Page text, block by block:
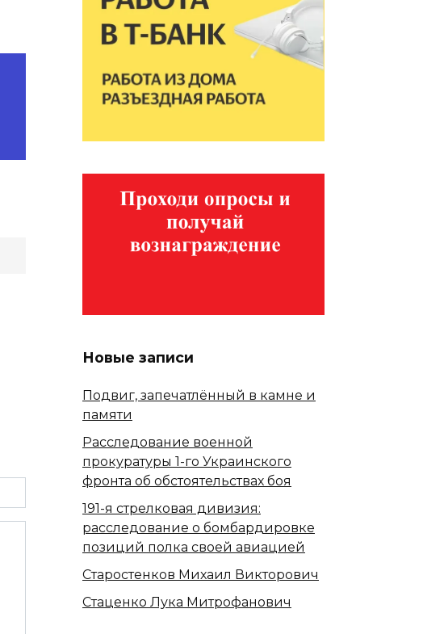
Новые записи
Подвиг, запечатлённый в камне и
памяти
Расследование военной
прокуратуры 1-го Украинского
фронта об обстоятельствах боя
191-я стрелковая дивизия:
расследование о бомбардировке
позиций полка своей авиацией
Старостенков Михаил Викторович
Стаценко Лука Митрофанович